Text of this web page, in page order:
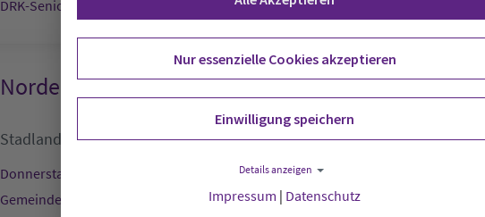
DRK-Seniorenheim Hude
Nordenhamer Tafel
Stadland: GemeindehausAußenstelle Rodenkirchen
Donnerstag, 6.8.2026, 11:30-12:30 Uhr
Gemeindehaus
Nur essenzielle Cookies akzeptieren
Einwilligung speichern
Details anzeigen
Impressum | Datenschutz